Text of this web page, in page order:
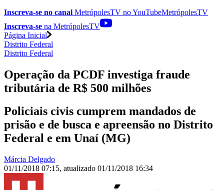
Inscreva-se no canal MetrópolesTV noYouTubeMetrópolesTV
Inscreva-se na MetrópolesTV
Página Inicial
Distrito Federal
Distrito Federal
Operação da PCDF investiga fraude
tributária de R$ 500 milhões
Policiais civis cumprem mandados de
prisão e de busca e apreensão no Distrito
Federal e em Unaí (MG)
Márcia Delgado
01/11/2018 07:15, atualizado 01/11/2018 16:34